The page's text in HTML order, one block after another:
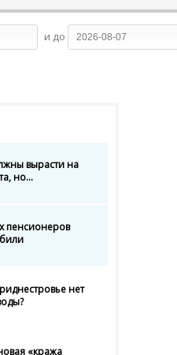
и до
вырасти на
но...
пенсионеров
нет
«кража